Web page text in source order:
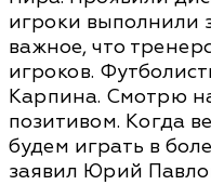
игроки выполнили
важное, что
игроков.
Карпина. Смотрю
позитивом. Когда
будем играть в
заявил Юрий